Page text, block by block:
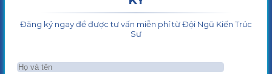
Đăng ký ngay để được tư vấn miễn phí từ Đội Ngũ Kiến Trúc
Sư